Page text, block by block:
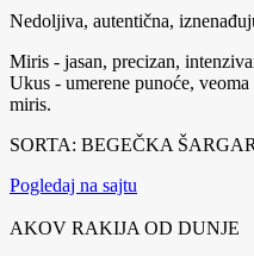
Nedoljiva, autentična,
Miris - jasan, precizan,
Ukus - umerene punoće,
miris.
SORTA: BEGEČKA
Pogledaj na sajtu
AKOV RAKIJA OD DUNJE